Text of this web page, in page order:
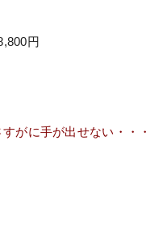
円
がに手が出せない・・・